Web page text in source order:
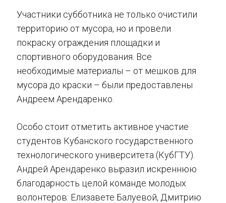
Участники субботника не только очистили
территорию от мусора, но и провели
покраску ограждения площадки и
спортивного оборудования. Все
необходимые материалы – от мешков для
мусора до краски – были предоставлены
Андреем Арендаренко.
Особо стоит отметить активное участие
студентов Кубанского государственного
технологического университета (КубГТУ).
Андрей Арендаренко выразил искреннюю
благодарность целой команде молодых
волонтеров: Елизавете Балуевой, Дмитрию